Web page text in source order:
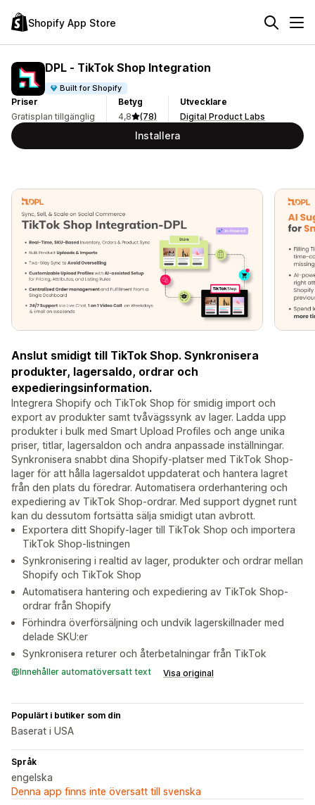
Shopify App Store
DPL ‑ TikTok Shop Integration
Built for Shopify
Priser
Gratisplan tillgänglig
Betyg
4,8
(78)
Utvecklare
Digital Product Labs
Installera
Anslut smidigt till TikTok Shop. Synkronisera
produkter, lagersaldo, ordrar och
expedieringsinformation.
Integrera Shopify och TikTok Shop för smidig import och
export av produkter samt tvåvägssynk av lager. Ladda upp
produkter i bulk med Smart Upload Profiles och ange unika
priser, titlar, lagersaldon och andra anpassade inställningar.
Synkronisera snabbt dina Shopify-platser med TikTok Shop-
lager för att hålla lagersaldot uppdaterat och hantera lagret
från den plats du föredrar. Automatisera orderhantering och
expediering av TikTok Shop-ordrar. Med support dygnet runt
kan du dessutom fortsätta sälja smidigt utan avbrott.
Exportera ditt Shopify-lager till TikTok Shop och importera
TikTok Shop-listningen
Synkronisering i realtid av lager, produkter och ordrar mellan
Shopify och TikTok Shop
Automatisera hantering och expediering av TikTok Shop-
ordrar från Shopify
Förhindra överförsäljning och undvik lagerskillnader med
delade SKU:er
Synkronisera returer och återbetalningar från TikTok
Innehåller automatöversatt text Visa original
Populärt i butiker som din
Baserat i USA
Språk
engelska
Denna app finns inte översatt till svenska